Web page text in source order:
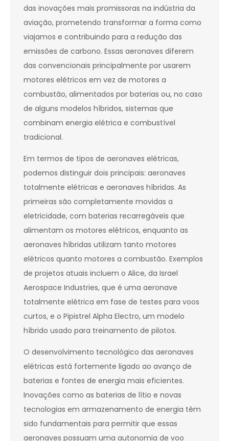
das inovações mais promissoras na indústria da
aviação, prometendo transformar a forma como
viajamos e contribuindo para a redução das
emissões de carbono. Essas aeronaves diferem
das convencionais principalmente por usarem
motores elétricos em vez de motores a
combustão, alimentados por baterias ou, no caso
de alguns modelos híbridos, sistemas que
combinam energia elétrica e combustível
tradicional.
Em termos de tipos de aeronaves elétricas,
podemos distinguir dois principais: aeronaves
totalmente elétricas e aeronaves híbridas. As
primeiras são completamente movidas a
eletricidade, com baterias recarregáveis que
alimentam os motores elétricos, enquanto as
aeronaves híbridas utilizam tanto motores
elétricos quanto motores a combustão. Exemplos
de projetos atuais incluem o Alice, da Israel
Aerospace Industries, que é uma aeronave
totalmente elétrica em fase de testes para voos
curtos, e o Pipistrel Alpha Electro, um modelo
híbrido usado para treinamento de pilotos.
O desenvolvimento tecnológico das aeronaves
elétricas está fortemente ligado ao avanço de
baterias e fontes de energia mais eficientes.
Inovações como as baterias de lítio e novas
tecnologias em armazenamento de energia têm
sido fundamentais para permitir que essas
aeronaves possuam uma autonomia de voo